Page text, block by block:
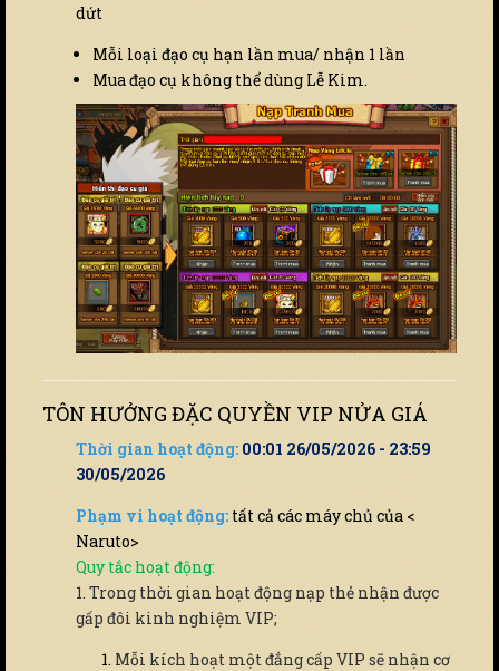
dứt
Mỗi loại đạo cụ hạn lần mua/ nhận 1 lần
Mua đạo cụ không thể dùng Lễ Kim.
TÔN HƯỞNG ĐẶC QUYỀN VIP NỬA GIÁ
Thời gian hoạt động: 00:01 26/05/2026 - 23:59
30/05/2026
Phạm vi hoạt động: tất cả các máy chủ của <
Naruto>
Quy tắc hoạt động:
1. Trong thời gian hoạt động nạp thẻ nhận được
gấp đôi kinh nghiệm VIP;
Mỗi kích hoạt một đẳng cấp VIP sẽ nhận cơ